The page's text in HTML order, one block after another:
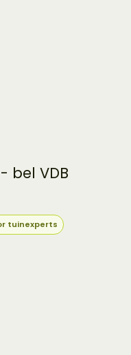
bel VDB
tuinexperts